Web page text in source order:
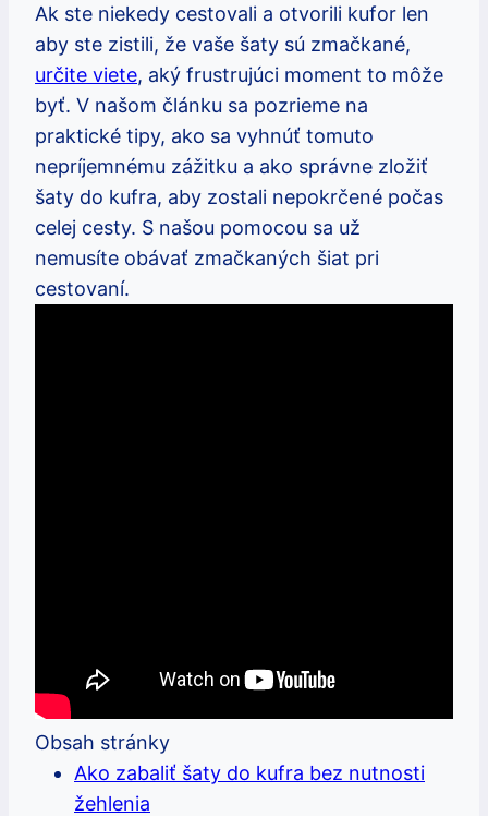
Ak ste niekedy​ cestovali a otvorili kufor len‌
aby⁤ ste zistili, že vaše šaty sú zmačkané,
určite viete, aký ​frustrujúci moment to môže
‍byť. V našom článku sa pozrieme⁣ na
praktické ⁤tipy, ako sa vyhnúť ⁢tomuto​
nepríjemnému zážitku a ako⁤ správne zložiť
šaty do kufra,⁣ aby zostali nepokrčené‍ počas
‍celej cesty.⁤ S⁣ našou ⁤pomocou sa už
⁤nemusíte obávať‍ zmačkaných⁢ šiat pri
cestovaní.
Obsah stránky
Ako zabaliť šaty do kufra⁤ bez nutnosti
žehlenia